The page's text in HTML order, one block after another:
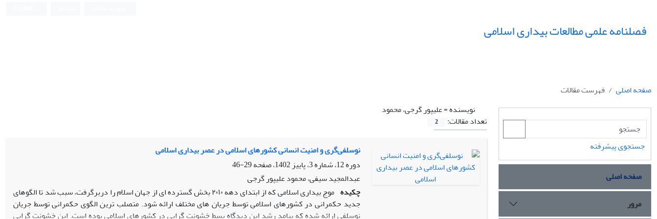
فصلنامه علمی مطالعات بیداری اسلامی
صفحه اصلی
فهرست مقالات
نویسنده =علیپور گرجی، محمود
تعداد مقالات:
2
نوسلفی‌گری و امنیت انسانی کشورهای اسلامی در عصر بیداری اسلامی
دوره 12، شماره 3، پاییز 1402، صفحه
29-46
عبدالمجید سیفی، محمود علیپور گرجی
چکیده
موج بیداری اسلامی که از ابتدای دهه ۲۰۱۰ بخش گسترده ای از جهان اسلام را دربرگرفت، سبب شد تا الگوهای
جدید حکمرانی در کشورهای اسلامی توسط جریان های مختلف ارائه شود. متصلب ترین الگوی حکمرانی توسط جریان
نوسلفی ارائه شده که پیامد رشد این دیدگاه بسط خشونت گرایی در کشورهای اسلامی بوده است. این خشونت گرایی
جستجوی پیشرفته
صفحه اصلی
مرور